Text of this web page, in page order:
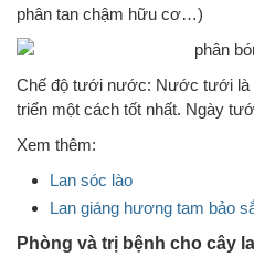
phân tan chậm hữu cơ…)
Chế độ tưới nước: Nước tưới là
triển một cách tốt nhất. Ngày
Xem thêm:
Lan sóc lào
Lan giáng hương tam bảo
Phòng và trị bệnh cho cây